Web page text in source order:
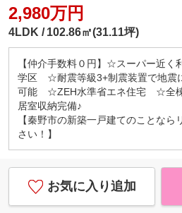
2,980万円
4LDK 102.86㎡(31.11坪)
【仲介手数料０円】☆スーパー近
学区 ☆耐震等級3+制震装置で地
可能 ☆ZEH水準省エネ住宅 ☆全
居室収納完備♪
【秦野市の新築一戸建てのことな
さい！】
お気に入り追加